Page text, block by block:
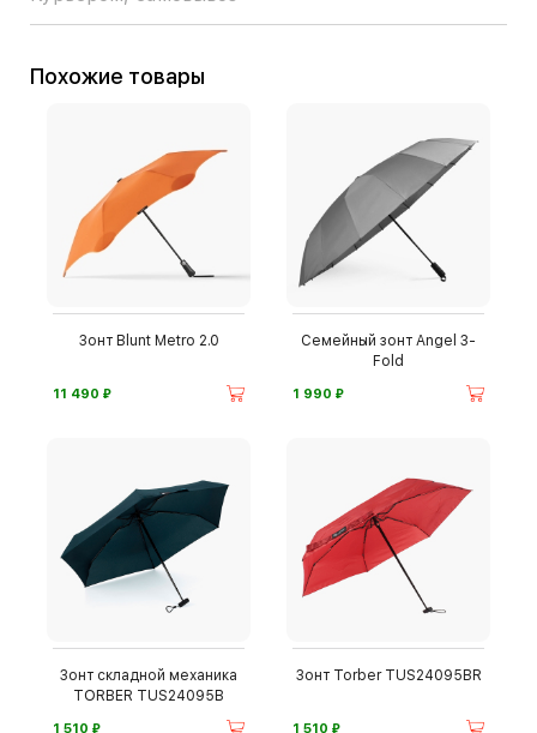
Похожие товары
Зонт Blunt Metro 2.0
11 490 ⃏
Семейный зонт Angel 3-
Fold
1 990 ⃏
Зонт складной механика
TORBER TUS24095B
1 510 ⃏
Зонт Torber TUS24095BR
1 510 ⃏